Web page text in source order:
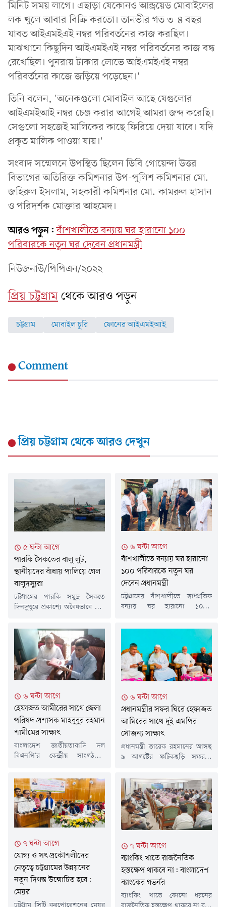
মিনিট সময় লাগে। এছাড়া যেকোনও আন্ড্রয়েড মোবাইলের
লক খুলে আবার বিক্রি করতো। তানভীর গত ৩-৪ বছর
যাবত আইএমইএই নম্বর পরিবর্তনের কাজ করছিল।
মাঝখানে কিছুদিন আইএমইএই নম্বর পরিবর্তনের কাজ বন্ধ
রেখেছিল। পুনরায় টাকার লোভে আইএমইএই নম্বর
পরিবর্তনের কাজে জড়িয়ে পড়েছেন।'
তিনি বলেন, 'অনেকগুলো মোবাইল আছে যেগুলোর
আইএমইআই নম্বর চেঞ্জ করার আগেই আমরা জব্দ করেছি।
সেগুলো সহজেই মালিকের কাছে ফিরিয়ে দেয়া যাবে। যদি
প্রকৃত মালিক পাওয়া যায়।'
সংবাদ সম্মেলনে উপস্থিত ছিলেন ডিবি গোয়েন্দা উত্তর
বিভাগের অতিরিক্ত কমিশনার উপ-পুলিশ কমিশনার মো.
জহিরুল ইসলাম, সহকারী কমিশনার মো. কামরুল হাসান
ও পরিদর্শক মোক্তার আহমেদ।
আরও পড়ুন: বাঁশখালীতে বন্যায় ঘর হারানো ১০০
পরিবারকে নতুন ঘর দেবেন প্রধানমন্ত্রী
নিউজনাউ/পিপিএন/২০২২
প্রিয় চট্টগ্রামথেকে আরও পড়ুন
চট্টগ্রাম মোবাইল চুরি ফোনের আইএমইআই
Comment
প্রিয় চট্টগ্রামথেকে আরও দেখুন
৫ ঘন্টা আগে
পারকি সৈকতের বালু লুট,
স্থানীয়দের বাঁধায় পালিয়ে গেল
বালুদস্যুরা
চট্টগ্রামের পারকি সমুদ্র সৈকতে
দিনদুপুরে প্রকাশ্যে অবৈধভাবে বালু
বাঁধার মুখে পালিয়ে গেছে
বালুদস্যুরা। শুক্রবার (৭ আগস্ট)
দুপুরে ১২ টার দিকে পারকি সমুদ্র
সৈকত চরে বালু উত্তোলনের সময় এ
ঘটনা ঘটে।সরেজমিনে গিয়ে ও
স্থানীয়দের সাথে কথা বলে জানা
সিন্ডিকেট পরিবেশ ধ্বংস করে...
৬ ঘন্টা আগে
বাঁশখালীতে বন্যায় ঘর হারানো
১০০ পরিবারকে নতুন ঘর
দেবেন প্রধানমন্ত্রী
চট্টগ্রামের বাঁশখালীতে সাম্প্রতিক
বন্যায় ঘর হারানো ১০০টি
নির্মাণ করেছে। আগামী রবিবার (৯
আগস্ট) বাঁশখালী সফরে গিয়ে
প্রধানমন্ত্রী তারেক রহমান
উপকারভোগীদের হাতে এসব ঘরের
চাবি তুলে দেবেন।প্রধানমন্ত্রীর সফর
উপলক্ষে বাহারছড়া
হেলিপ্যাড নির্মাণ করা হয়েছে।
সেখানে মঞ্চ ও প্যান্ডেল নির্মাণসহ
শেষ মুহূর্তের প্রস্তুতি চলছে।...
৬ ঘন্টা আগে
হেফাজত আমীরের সাথে জেলা
পরিষদ প্রশাসক মাহবুবুর রহমান
শামীমের সাক্ষাৎ
বাংলাদেশ জাতীয়তাবাদি দল
বিএনপি'র কেন্দ্রীয় সাংগঠনিক
প্রশাসক মাহবুবুর রহমান শামীম
হেফাজতে ইসলাম বাংলাদেশের
আমীর আল্লামা মুহিব্বুল্লাহ
বাবুনগরীর সাথে সৌজন্য সাক্ষাৎ
করেছেন।শুক্রবার (৭ আগস্ট)
বিকেলে চট্টগ্রামের ফটিকছড়ি
উপজেলার ঐতিহ্যবাহী আল
জামিয়াতুল ইসলামিয়া আজিজুল
উলূম বাবুনগর মাদ্রাসায় এ সাক্ষাৎ
অনুষ্ঠিত হয়।প্রধানমন্ত্রীর আসন্ন
চট্টগ্রাম সফরকে কেন্দ্র করে
সার্বিক...
৬ ঘন্টা আগে
প্রধানমন্ত্রীর সফর ঘিরে হেফাজত
আমিরের সাথে দুই এমপির
সৌজন্য সাক্ষাৎ
প্রধানমন্ত্রী তারেক রহমানের আসছ
৯ আগস্টের ফটিকছড়ি সফরকে
বাংলাদেশের আমির আল্লামা শাহ
মহিবুল্লাহ বাবুনগরীর সঙ্গে সৌজন্য
সাক্ষাৎ করেছেন রাউজানের সংসদ
সদস্য গিয়াস উদ্দীন কাদের চৌধুরী
ও ফটিকছড়ির সংসদ সদস্য
সরোয়ার আলমগীর।শুক্রবার (৭
ফটিকছড়ির আল-জামিয়াতুল
ইসলামিয়া আজিজুল উলুম বাবুনগর
মাদ্রাসায় এ সাক্ষাৎ অনুষ্ঠিত...
৭ ঘন্টা আগে
যোগ্য ও সৎ প্রকৌশলীদের
নেতৃত্বে চট্টগ্রামের উন্নয়নের
নতুন দিগন্ত উন্মোচিত হবে:
মেয়র
চট্টগ্রাম সিটি করপোরেশনের মেয়র
৭ ঘন্টা আগে
ব্যাংকিং খাতে রাজনৈতিক
হস্তক্ষেপ থাকবে না: বাংলাদেশ
ব্যাংকের গভর্নর
ব্যাংকিং খাতে কোনো ধরনের